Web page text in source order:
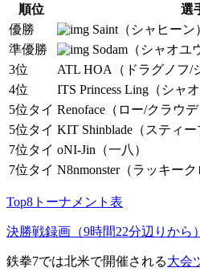
順位
選
優勝
Saint（シャヒーン
準優勝
Sodam（シャオユ
3位
ATL HOA（ドラグノフ/
4位
ITS Princess Ling（シャオ
5位タイ Renoface（ロー/クラウ
5位タイ KIT Shinblade（スティー
7位タイ oNI-Jin（一八）
7位タイ N8nmonster（ラッキーク
Top8トーナメント表
決勝戦録画（9時間22分辺りから）
鉄拳7では北米で開催される大会